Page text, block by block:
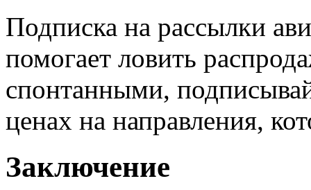
Подписка на рассылки
помогает ловить
спонтанными,
ценах на направления,
Заключение